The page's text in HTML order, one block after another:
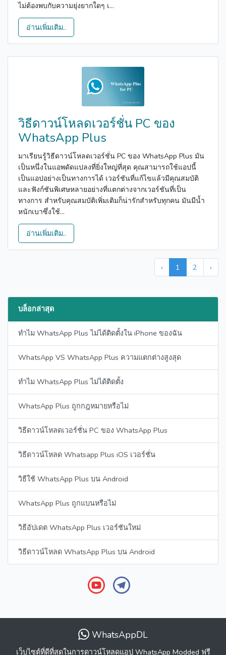
ไม่ต้องพบกับความยุ่งยากใดๆ เ...
อ่านเพิ่มเติม..
วิธีดาวน์โหลดเวอร์ชั่น PC ของ
WhatsApp Plus
มาเรียนรู้วิธีดาวน์โหลดเวอร์ชั่น PC ของ WhatsApp Plus มัน
เป็นหนึ่งในแอพดัดแปลงที่ยิ่งใหญ่ที่สุด คุณสามารถใช้แอปนี้
เป็นแอปอย่างเป็นทางการได้ เวอร์ชันที่แก้ไขแล้วมีคุณสมบัติ
และฟังก์ชันพิเศษหลายอย่างที่แตกต่างจากเวอร์ชันที่เป็น
ทางการ สำหรับคุณสมบัติเพิ่มเติมก็น่ารักสำหรับทุกคน มันมีน้ำ
หนักเบาซึ่งใช้...
อ่านเพิ่มเติม..
‹ 1 2 ›
บล็อกล่าสุด
ทำไม WhatsApp Plus ไม่ได้ติดตั้งใน iPhone ของฉัน
WhatsApp VS WhatsApp Plus ความแตกต่างสูงสุด
ทำไม WhatsApp Plus ไม่ได้ติดตั้ง
WhatsApp Plus ถูกกฎหมายหรือไม่
วิธีดาวน์โหลดเวอร์ชั่น PC ของ WhatsApp Plus
วิธีดาวน์โหลด Whatsapp Plus iOS เวอร์ชั่น
วิธีใช้ WhatsApp Plus บน Android
WhatsApp Plus ถูกแบนหรือไม่
วิธีอัปเดต WhatsApp Plus เวอร์ชันใหม่
วิธีดาวน์โหลด WhatsApp Plus บน Android
WhatsAppDL
เว็บไซต์ที่ดีที่สุดในการดาวน์โหลดแอป WhatsApp Modded ฟรี